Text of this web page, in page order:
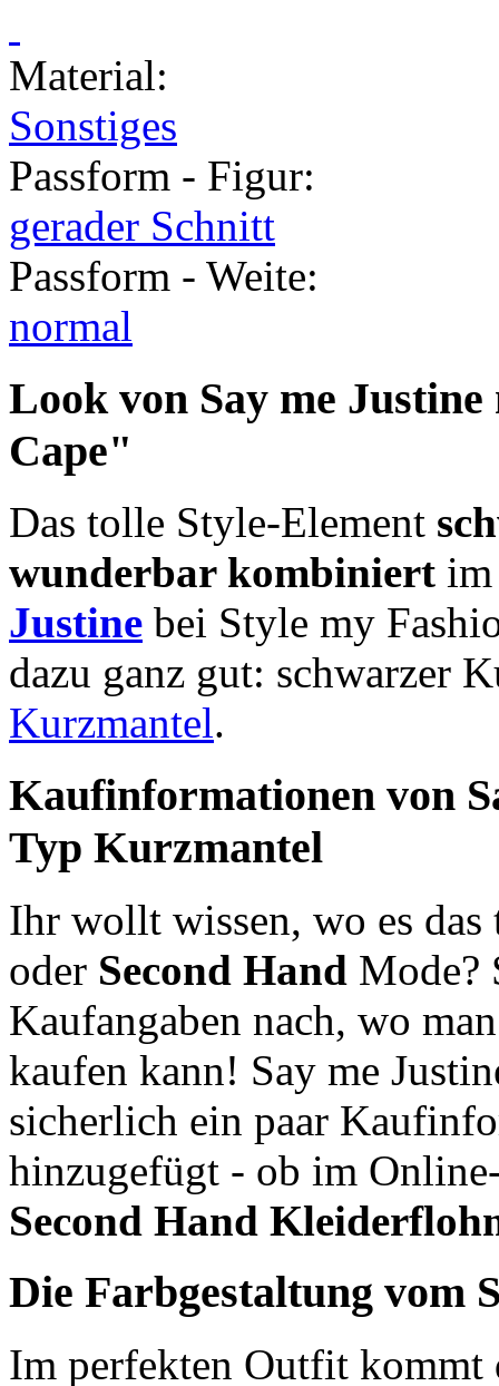
Material:
Sonstiges
Passform - Figur:
gerader Schnitt
Passform - Weite:
normal
Look von Say me
Cape"
Das tolle Style-Element
wunderbar kombiniert
Justine bei Style my
dazu ganz gut: schwarzer
Kurzmantel.
Kaufinformationen von
Typ Kurzmantel
Ihr wollt wissen, wo es
oder Second Hand Mode?
Kaufangaben nach, wo
kaufen kann! Say me
sicherlich ein paar
hinzugefügt - ob im
Second Hand
Die Farbgestaltung vom
Im perfekten Outfit kommt